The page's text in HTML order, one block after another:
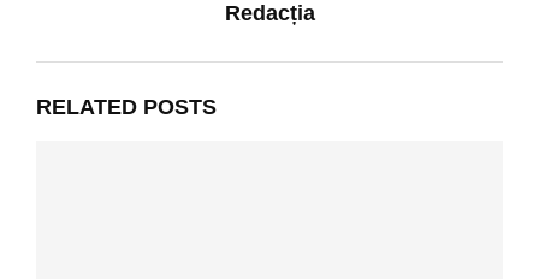
Redacția
RELATED POSTS